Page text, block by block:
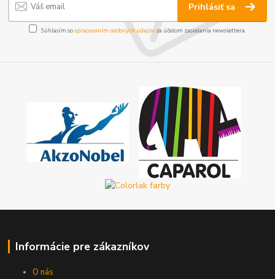
Prihlásiť sa
Súhlasím sospracovaním osobných údajov za účelom zasielania newslettera.
Informácie pre zákazníkov
O nás